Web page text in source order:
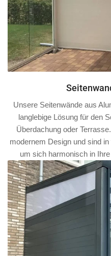
Unsere Seitenwände aus
langlebige Lösung für den
Überdachung oder
modernem Design und sind
um sich harmonisch in